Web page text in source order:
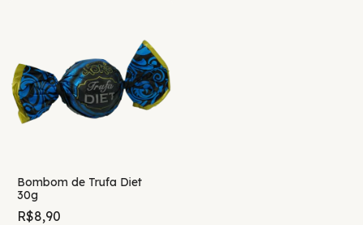
Bombom de Trufa Diet
30g
R$8,90